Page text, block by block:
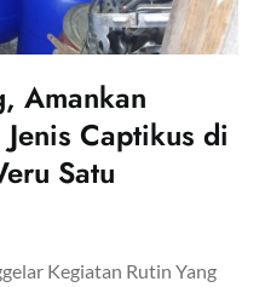
Amankan
Captikus di
Satu
Kegiatan Rutin Yang